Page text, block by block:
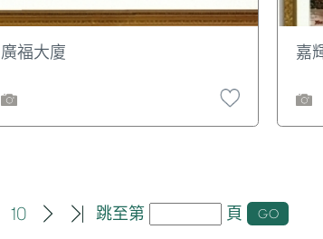
廣福大廈 嘉
10 跳至第 頁 GO